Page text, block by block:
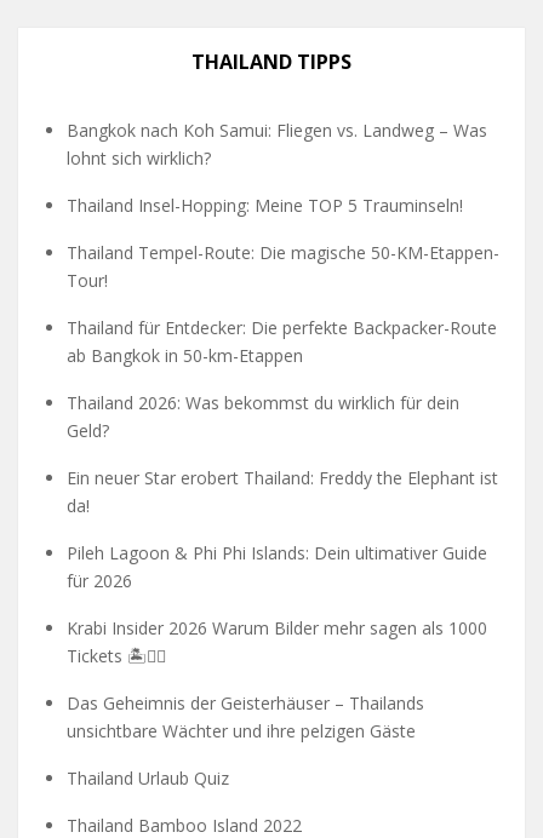
THAILAND TIPPS
Bangkok nach Koh Samui: Fliegen vs. Landweg – Was
lohnt sich wirklich?
Thailand Insel-Hopping: Meine TOP 5 Trauminseln!
Thailand Tempel-Route: Die magische 50-KM-Etappen-
Tour!
Thailand für Entdecker: Die perfekte Backpacker-Route
ab Bangkok in 50-km-Etappen
Thailand 2026: Was bekommst du wirklich für dein
Geld?
Ein neuer Star erobert Thailand: Freddy the Elephant ist
da!
Pileh Lagoon & Phi Phi Islands: Dein ultimativer Guide
für 2026
Krabi Insider 2026 Warum Bilder mehr sagen als 1000
Tickets 🏝️🧗‍♂️
Das Geheimnis der Geisterhäuser – Thailands
unsichtbare Wächter und ihre pelzigen Gäste
Thailand Urlaub Quiz
Thailand Bamboo Island 2022